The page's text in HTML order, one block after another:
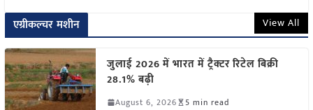
एग्रीकल्चर मशीन View All
जुलाई 2026 में भारत में ट्रैक्टर रिटेल बिक्री
28.1% बढ़ी
August 6, 2026 5 min read